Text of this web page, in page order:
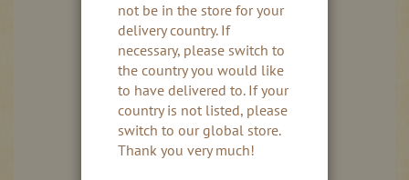
not be in the store for your
delivery country. If
necessary, please switch to
the country you would like
to have delivered to. If your
country is not listed, please
switch to our global store.
Thank you very much!